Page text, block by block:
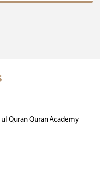
Quran Quran Academy